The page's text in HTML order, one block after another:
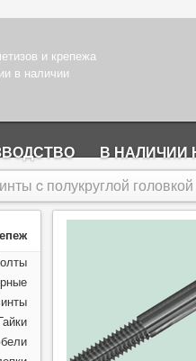
и крепежа
в наличии
В НАЛИЧИИ
c полукруглой